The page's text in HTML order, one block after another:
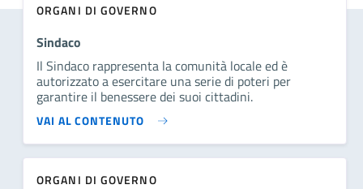
ORGANI DI GOVERNO
Sindaco
Il Sindaco rappresenta la comunità locale ed è
autorizzato a esercitare una serie di poteri per
garantire il benessere dei suoi cittadini.
VAI AL CONTENUTO
ORGANI DI GOVERNO